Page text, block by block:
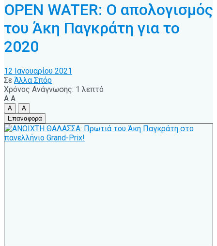
OPEN WATER: Ο απολογισμός
του Άκη Παγκράτη για το
2020
12 Ιανουαρίου 2021
Σε Άλλα Σπόρ
Χρόνος Ανάγνωσης: 1 λεπτό
A A
A
A
Επαναφορά